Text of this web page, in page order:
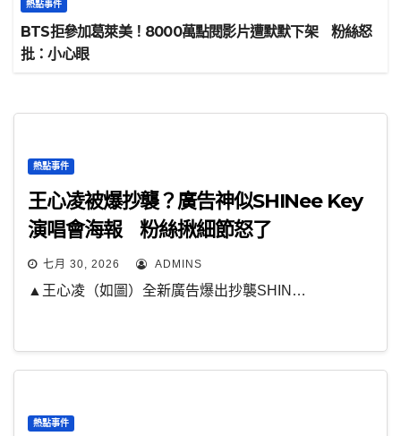
熱點事件
BTS拒參加葛萊美！8000萬點閱影片遭默默下架 粉絲怒
批：小心眼
熱點事件
王心凌被爆抄襲？廣告神似SHINee Key
演唱會海報 粉絲揪細節怒了
七月 30, 2026 ADMINS
▲王心凌（如圖）全新廣告爆出抄襲SHIN…
熱點事件